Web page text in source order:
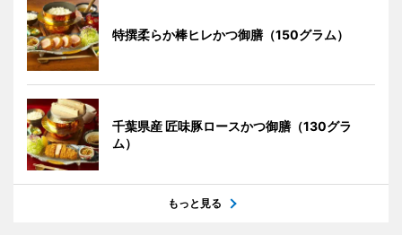
特撰柔らか棒ヒレかつ御膳（150グラム）
千葉県産 匠味豚ロースかつ御膳（130グラ
ム）
もっと見る